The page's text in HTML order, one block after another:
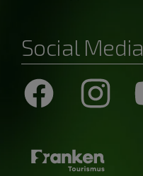
Social Media